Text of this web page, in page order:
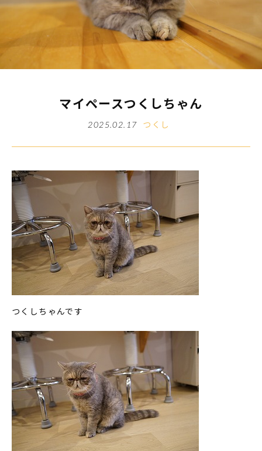
マイペースつくしちゃん
2025.02.17 つくし
つくしちゃんです